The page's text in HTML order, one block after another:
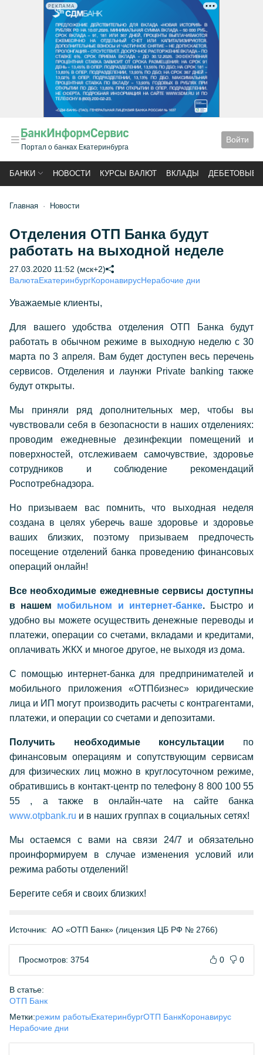
РЕКЛАМА
Портал о банках Екатеринбурга
Войти
БАНКИ НОВОСТИ КУРСЫ ВАЛЮТ ВКЛАДЫ ДЕБЕТОВЫЕ
Главная Новости
Отделения ОТП Банка будут
работать на выходной неделе
27.03.2020 11:52 (мск+2)
ВалютаЕкатеринбургКоронавирусНерабочие дни
Уважаемые клиенты,
Для вашего удобства отделения ОТП Банка будут
работать в обычном режиме в выходную неделю с 30
марта по 3 апреля. Вам будет доступен весь перечень
сервисов. Отделения и лаунжи Private banking также
будут открыты.
Мы приняли ряд дополнительных мер, чтобы вы
чувствовали себя в безопасности в наших отделениях:
проводим ежедневные дезинфекции помещений и
поверхностей, отслеживаем самочувствие, здоровье
сотрудников и соблюдение рекомендаций
Роспотребнадзора.
Но призываем вас помнить, что выходная неделя
создана в целях уберечь ваше здоровье и здоровье
ваших близких, поэтому призываем предпочесть
посещение отделений банка проведению финансовых
операций онлайн!
Все необходимые ежедневные сервисы доступны
в нашем мобильном и интернет-банке.Быстро и
удобно вы можете осуществить денежные переводы и
платежи, операции со счетами, вкладами и кредитами,
оплачивать ЖКХ и многое другое, не выходя из дома.
С помощью интернет-банка для предпринимателей и
мобильного приложения «ОТПбизнес» юридические
лица и ИП могут производить расчеты с контрагентами,
платежи, и операции со счетами и депозитами.
Получить необходимые консультации по
финансовым операциям и сопутствующим сервисам
для физических лиц можно в круглосуточном режиме,
обратившись в контакт-центр по телефону 8 800 100 55
55 , а также в онлайн-чате на сайте банка
www.otpbank.ru и в наших группах в социальных сетях!
Мы остаемся с вами на связи 24/7 и обязательно
проинформируем в случае изменения условий или
режима работы отделений!
Берегите себя и своих близких!
Источник: АО «ОТП Банк» (лицензия ЦБ РФ № 2766)
Просмотров: 3754 0 0
В статье:
ОТП Банк
Метки:режим работыЕкатеринбургОТП БанкКоронавирус
Нерабочие дни